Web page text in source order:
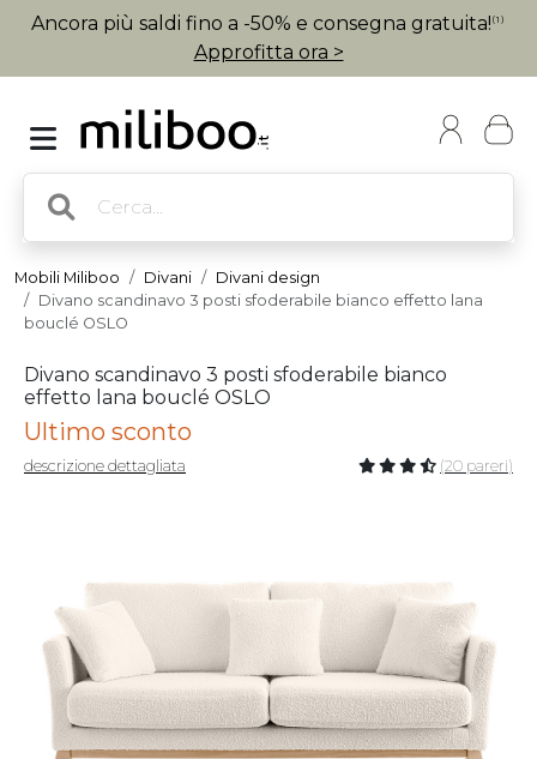
Ancora più saldi fino a -50% e consegna gratuita! (1)
Approfitta ora >
Mobili Miliboo Divani
Divani design
Divano scandinavo 3 posti sfoderabile bianco effetto lana
bouclé OSLO
Divano scandinavo 3 posti sfoderabile bianco
effetto lana bouclé OSLO
Ultimo sconto
descrizione dettagliata (20 pareri)